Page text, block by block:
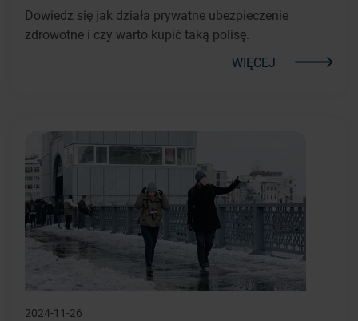
Dowiedz się jak działa prywatne ubezpieczenie
zdrowotne i czy warto kupić taką polisę.
WIĘCEJ
2024-11-26